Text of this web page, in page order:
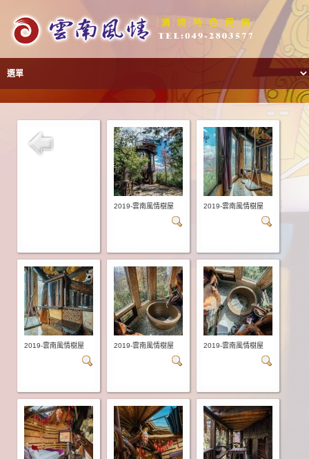
2019-雲南風情樹屋 2019-雲南風情樹屋
2019-雲南風情樹屋 2019-雲南風情樹屋 2019-雲南風情樹屋